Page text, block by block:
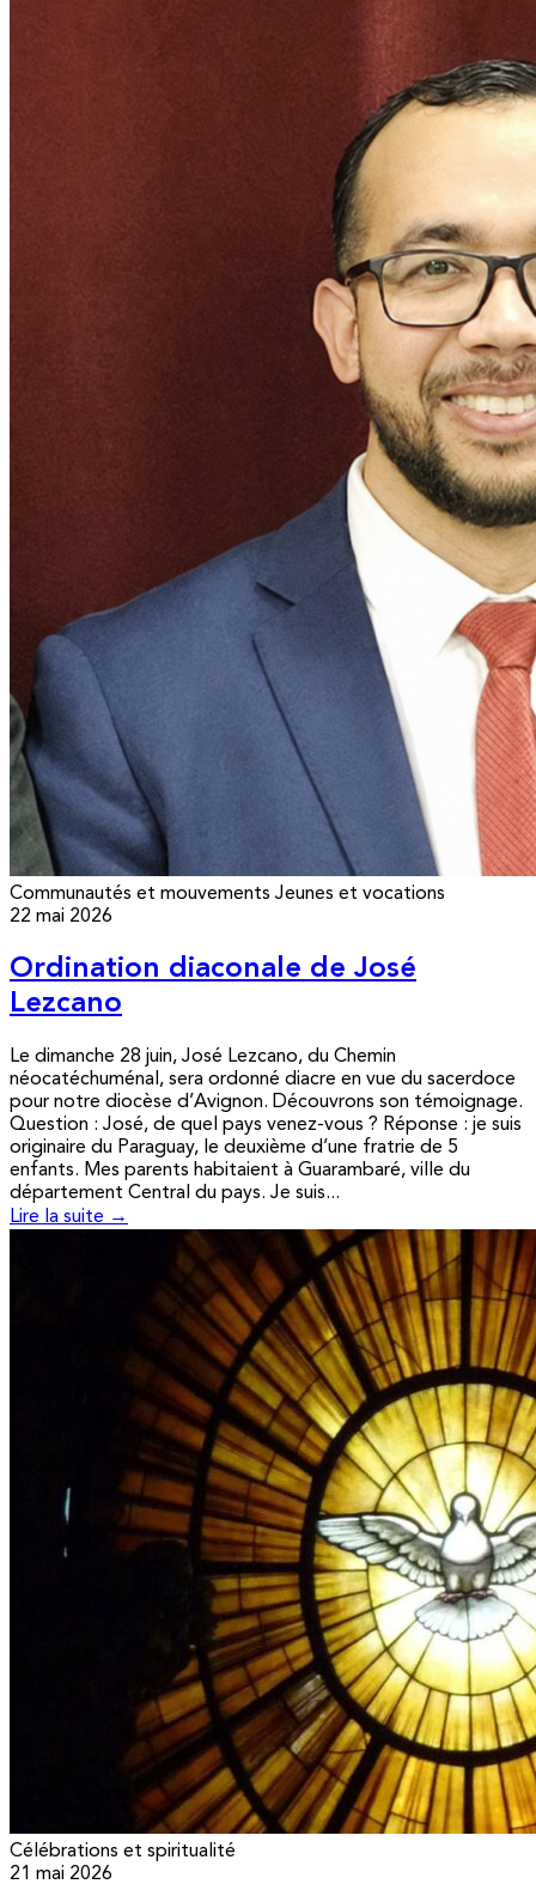
Communautés et mouvements Jeunes et vocations
22 mai 2026
Ordination diaconale de José
Lezcano
Le dimanche 28 juin, José Lezcano, du Chemin
néocatéchuménal, sera ordonné diacre en vue du sacerdoce
pour notre diocèse d’Avignon. Découvrons son témoignage.
Question : José, de quel pays venez-vous ? Réponse : je suis
originaire du Paraguay, le deuxième d’une fratrie de 5
enfants. Mes parents habitaient à Guarambaré, ville du
département Central du pays. Je suis...
Lire la suite →
Célébrations et spiritualité
21 mai 2026